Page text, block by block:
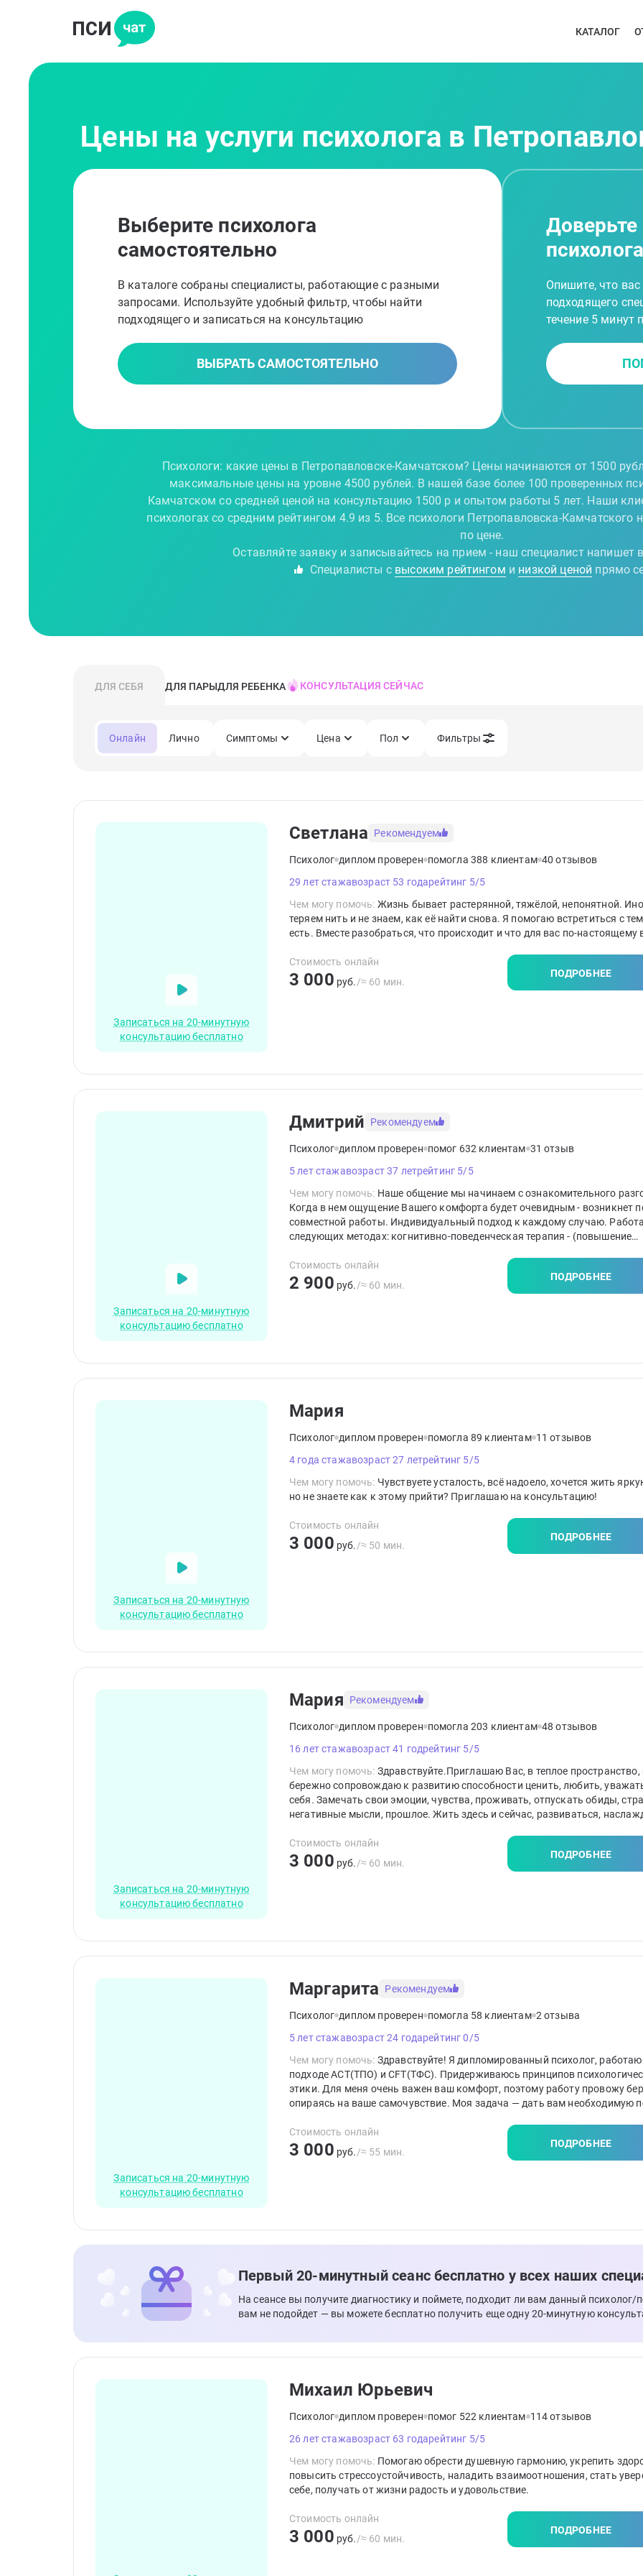
КАТАЛОГ
Цены на услуги психолога в
Выберите психолога
самостоятельно
В каталоге собраны специалисты, работающие с разными
запросами. Используйте удобный фильтр, чтобы найти
подходящего и записаться на консультацию
ВЫБРАТЬ САМОСТОЯТЕЛЬНО
Опишите, что
подходящего
течение 5 минут
Психологи: какие цены в Петропавловске-Камчатском? Цены начинаются от 1500
максимальные цены на уровне 4500 рублей. В нашей базе более 100 проверенных
Камчатском со средней ценой на консультацию 1500 р и опытом работы 5 лет. Наши
психологах со средним рейтингом 4.9 из 5. Все психологи Петропавловска-Камчатского
по цене.
Оставляйте заявку и записывайтесь на прием - наш специалист напишет
Специалисты с высоким рейтингом и низкой ценой прямо
ДЛЯ СЕБЯ ДЛЯ ПАРЫДЛЯ РЕБЕНКА КОНСУЛЬТАЦИЯ СЕЙЧАС
Онлайн Лично Симптомы Цена Пол Фильтры
Записаться на 20-минутную
консультацию бесплатно
Светлана Рекомендуем
Психолог диплом проверен помогла 388 клиентам 40 отзывов
29 лет стажавозраст 53 годарейтинг 5/5
Чем могу помочь: Жизнь бывает растерянной, тяжёлой, непонятной.
теряем нить и не знаем, как её найти снова. Я помогаю встретиться с
есть. Вместе разобраться, что происходит и что для вас по-настоящему
Стоимость онлайн
3 000 руб./≈ 60 мин.
ПОДРОБНЕЕ
Записаться на 20-минутную
консультацию бесплатно
Дмитрий Рекомендуем
Психолог диплом проверен помог 632 клиентам 31 отзыв
5 лет стажавозраст 37 летрейтинг 5/5
Чем могу помочь: Наше общение мы начинаем с ознакомительного
Когда в нем ощущение Вашего комфорта будет очевидным - возникнет
совместной работы. Индивидуальный подход к каждому случаю.
следующих методах: когнитивно-поведенческая терапия - (повышение
терапия, коучинг. Работа всегда с учётом особенностей клиента.
принципу: "Прежде всего - не навреди".
Стоимость онлайн
2 900 руб./≈ 60 мин.
ПОДРОБНЕЕ
Записаться на 20-минутную
консультацию бесплатно
Мария
Психолог диплом проверен помогла 89 клиентам 11 отзывов
4 года стажавозраст 27 летрейтинг 5/5
Чем могу помочь: Чувствуете усталость, всё надоело, хочется жить
но не знаете как к этому прийти? Приглашаю на консультацию!
Стоимость онлайн
3 000 руб./≈ 50 мин.
ПОДРОБНЕЕ
Записаться на 20-минутную
консультацию бесплатно
Мария Рекомендуем
Психолог диплом проверен помогла 203 клиентам 48 отзывов
16 лет стажавозраст 41 годрейтинг 5/5
Чем могу помочь: Здравствуйте.Приглашаю Вас, в теплое пространство,
бережно сопровождаю к развитию способности ценить, любить,
себя. Замечать свои эмоции, чувства, проживать, отпускать обиды,
негативные мысли, прошлое. Жить здесь и сейчас, развиваться,
трансформировать свое мышление с принятием ответственности за
Стоимость онлайн
3 000 руб./≈ 60 мин.
ПОДРОБНЕЕ
Записаться на 20-минутную
консультацию бесплатно
Маргарита Рекомендуем
Психолог диплом проверен помогла 58 клиентам 2 отзыва
5 лет стажавозраст 24 годарейтинг 0/5
Чем могу помочь: Здравствуйте! Я дипломированный психолог,
подходе ACT(ТПО) и CFT(ТФС). Придерживаюсь принципов
этики. Для меня очень важен ваш комфорт, поэтому работу провожу
опираясь на ваше самочувствие. Моя задача — дать вам необходимую
Стоимость онлайн
3 000 руб./≈ 55 мин.
ПОДРОБНЕЕ
Первый 20-минутный сеанс бесплатно у всех наших
На сеансе вы получите диагностику и поймете, подходит ли вам данный
вам не подойдет — вы можете бесплатно получить еще одну 20-минутную
Михаил Юрьевич
Психолог диплом проверен помог 522 клиентам 114 отзывов
26 лет стажавозраст 63 годарейтинг 5/5
Чем могу помочь: Помогаю обрести душевную гармонию, укрепить
повысить стрессоустойчивость, наладить взаимоотношения, стать
себе, получать от жизни радость и удовольствие.
Стоимость онлайн
3 000 руб./≈ 60 мин.
ПОДРОБНЕЕ